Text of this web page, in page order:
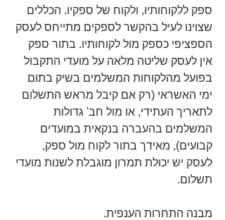
ספק ללקוחותיו, ולקוח של ספקיו. הכללים
שצוינו לעיל בהקשר לספקים מתייחס לעסק
הספציפי כספק מול לקוחותיו. בתור ספק
אין לעסק שליטה מלאה על מועדי התקבול
בפועל מהלקוחות המשלמים בשיק בתום
ימי האשראי (רק אם קיבל מראש התשלום
לתאריך העתידי, או מול חב' גדולות
המשלמים בהעברה בנקאית במועדים
קבועים), מאידך בתור לקוח מול ספק,
לעסק יש יכולת תמרון מוגבלת לשנות מועדי
תשלום.
מבנה התחרות הענפית.